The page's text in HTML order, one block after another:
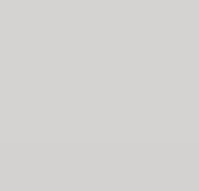
ananas. W finiszu słodycz
delikatnie nuty pomarańczy.
Cuervo The Rolling Stones Tour
tequila, jedna z
Jose Cuervo Reserva de la
drewno, kurkuma, lichi, las,
suszone figi i morele,
ze skórką. W ustach jest
jej ciała – syrop, wino miodowe,
wiśnie. Finisz słodko-